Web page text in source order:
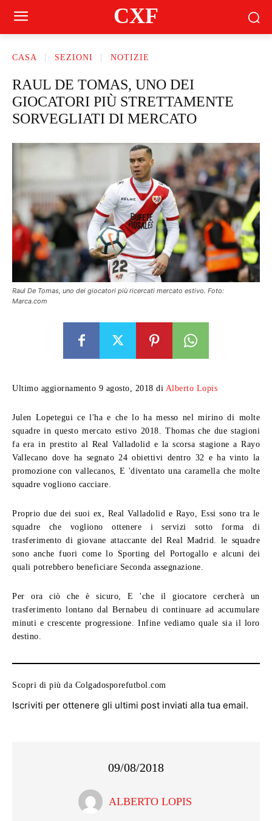
CXF
CASA SEZIONI NOTIZIE
RAUL DE TOMAS, UNO DEI
GIOCATORI PIÙ STRETTAMENTE
SORVEGLIATI DI MERCATO
Raul De Tomas, uno dei giocatori più ricercati mercato estivo. Foto:
Marca.com
Ultimo aggiornamento 9 agosto, 2018 di Alberto Lopis
Julen Lopetegui ce l'ha e che lo ha messo nel mirino di molte
squadre in questo mercato estivo 2018. Thomas che due stagioni
fa era in prestito al Real Valladolid e la scorsa stagione a Rayo
Vallecano dove ha segnato 24 obiettivi dentro 32 e ha vinto la
promozione con vallecanos, E 'diventato una caramella che molte
squadre vogliono cacciare.
Proprio due dei suoi ex, Real Valladolid e Rayo, Essi sono tra le
squadre che vogliono ottenere i servizi sotto forma di
trasferimento di giovane attaccante del Real Madrid. le squadre
sono anche fuori come lo Sporting del Portogallo e alcuni dei
quali potrebbero beneficiare Seconda assegnazione.
Per ora ciò che è sicuro, E 'che il giocatore cercherà un
trasferimento lontano dal Bernabeu di continuare ad accumulare
minuti e crescente progressione. Infine vediamo quale sia il loro
destino.
Scopri di più da Colgadosporefutbol.com
Iscriviti per ottenere gli ultimi post inviati alla tua email.
09/08/2018
ALBERTO LOPIS